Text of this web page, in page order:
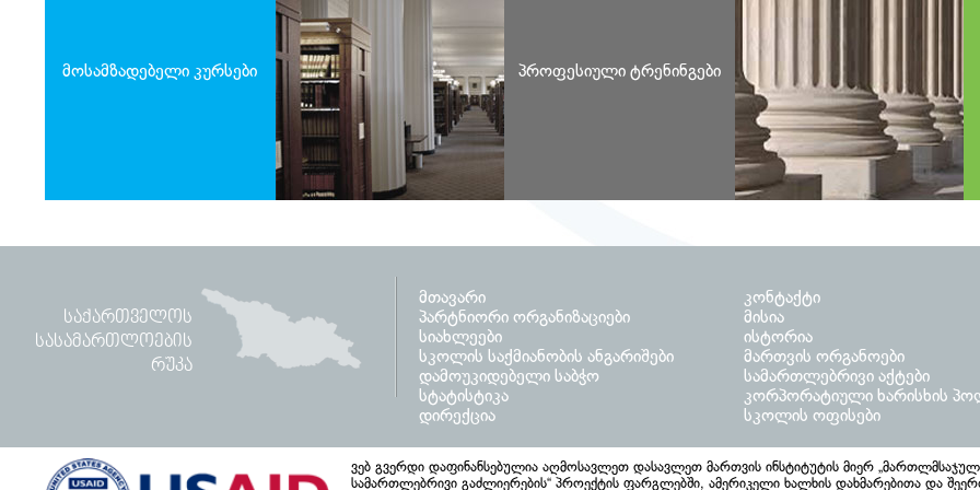
მოსამზადებელი კურსები პროფესიული ტრენინგები
ᲡᲐᲥᲐᲠᲗᲕᲔᲚᲝᲡ
ᲡᲐᲡᲐᲛᲐᲠᲗᲚᲝᲔᲑᲘᲡ
ᲠᲣᲙᲐ
მთავარი
პარტნიორი ორგანიზაციები
სიახლეები
სკოლის საქმიანობის ანგარიშები
დამოუკიდებელი საბჭო
სტატისტიკა
დირექცია
კონტაქტი
მისია
ისტორია
მართვის ორგანოები
სამართლებრივი აქტები
კორპორატიული ხარისხის
სკოლის ოფისები
ვებ გვერდი დაფინანსებულია აღმოსავლეთ დასავლეთ მართვის ინსტიტუტის მიერ
სამართლებრივი გაძლიერების“ პროექტის ფარგლებში, ამერიკელი ხალხის დახმარებითა და